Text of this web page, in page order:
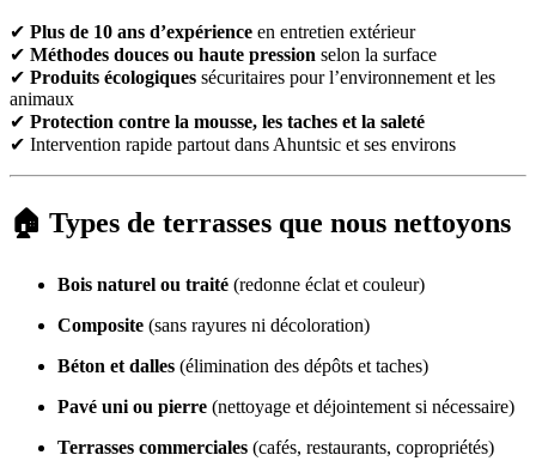
✔ Plus de 10 ans d’expérience en entretien extérieur
✔ Méthodes douces ou haute pression selon la surface
✔ Produits écologiques sécuritaires pour l’environnement et les
animaux
✔ Protection contre la mousse, les taches et la saleté
✔ Intervention rapide partout dans Ahuntsic et ses environs
🏠 Types de terrasses que nous nettoyons
Bois naturel ou traité (redonne éclat et couleur)
Composite (sans rayures ni décoloration)
Béton et dalles (élimination des dépôts et taches)
Pavé uni ou pierre (nettoyage et déjointement si nécessaire)
Terrasses commerciales (cafés, restaurants, copropriétés)